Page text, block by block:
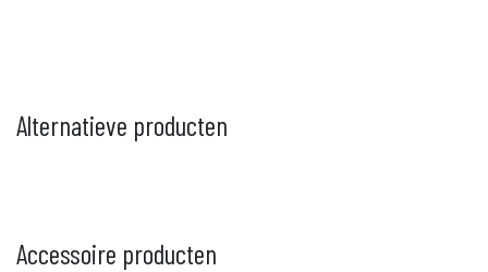
Alternatieve producten
Accessoire producten